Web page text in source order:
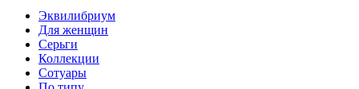
Эквилибриум
Для женщин
Серьги
Коллекции
Сотуары